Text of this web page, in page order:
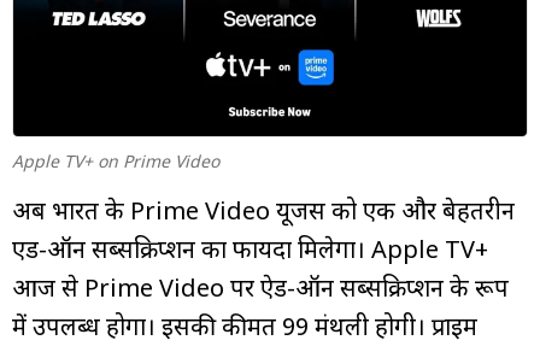
म्यूचुअल
फंड
Apple TV+ on Prime Video
अब भारत के Prime Video यूजर्स को एक और बेहतरीन
एड-ऑन सब्सक्रिप्शन का फायदा मिलेगा। Apple TV+
आज से Prime Video पर ऐड-ऑन सब्सक्रिप्शन के रूप
में उपलब्ध होगा। इसकी कीमत ₹99 मंथली होगी। प्राइम